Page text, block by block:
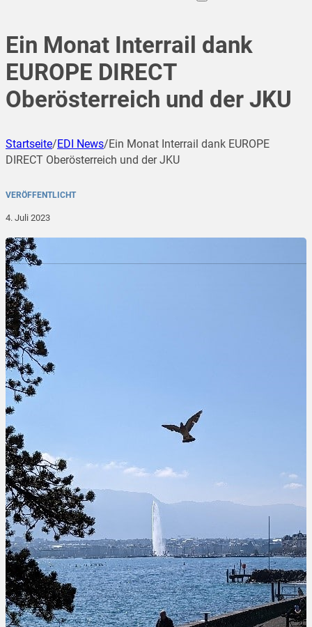
Ein Monat Interrail dank
EUROPE DIRECT
Oberösterreich und der JKU
Startseite/EDI News/Ein Monat Interrail dank EUROPE
DIRECT Oberösterreich und der JKU
VERÖFFENTLICHT
4. Juli 2023